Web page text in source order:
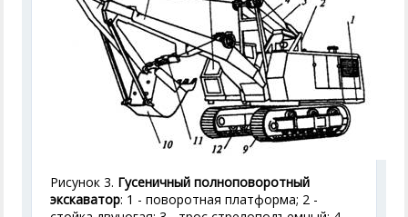
Рисунок 3. Гусеничный полноповоротный
экскаватор: 1 - поворотная платформа; 2 -